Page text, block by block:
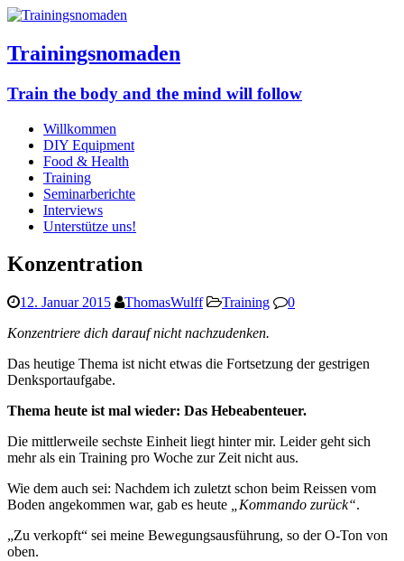
Trainingsnomaden
Train the body and the mind will follow
Willkommen
DIY Equipment
Food & Health
Training
Seminarberichte
Interviews
Unterstütze uns!
Konzentration
12. Januar 2015 ThomasWulff Training
0
Konzentriere dich darauf nicht nachzudenken.
Das heutige Thema ist nicht etwas die Fortsetzung der gestrigen
Denksportaufgabe.
Thema heute ist mal wieder: Das Hebeabenteuer.
Die mittlerweile sechste Einheit liegt hinter mir. Leider geht sich
mehr als ein Training pro Woche zur Zeit nicht aus.
Wie dem auch sei: Nachdem ich zuletzt schon beim Reissen vom
Boden angekommen war, gab es heute
„Kommando zurück“.
„Zu verkopft“ sei meine Bewegungsausführung, so der O-Ton von
oben.